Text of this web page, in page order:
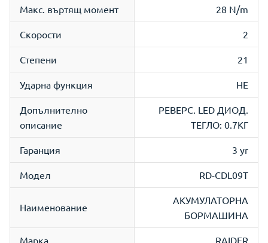
Макс. въртящ момент 28 N/m
Скорости 2
Степени 21
Ударна функция НЕ
Допълнително
описание
РЕВЕРС. LED ДИОД.
ТЕГЛО: 0.7КГ
Гаранция 3 yr
Модел RD-CDL09T
Наименование
АКУМУЛАТОРНА
БОРМАШИНА
Марка RAIDER